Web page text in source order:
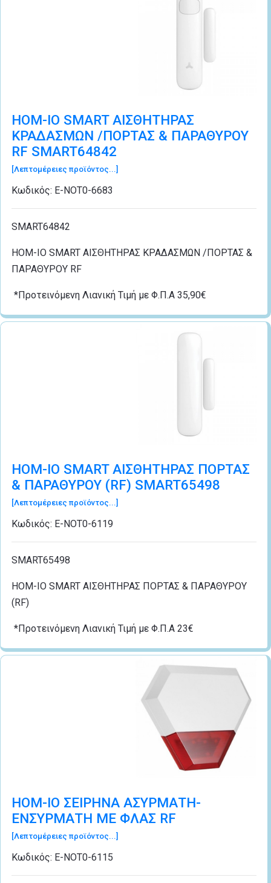
HOM-IO SMART AIΣΘΗΤΗΡΑΣ
ΚΡΑΔΑΣΜΩΝ /ΠΟΡΤΑΣ & ΠΑΡΑΘΥΡΟΥ
RF SMART64842
[Λεπτομέρειες προϊόντος...]
Κωδικός: Ε-ΝΟΤ0-6683
SMART64842
HOM-IO SMART AIΣΘΗΤΗΡΑΣ ΚΡΑΔΑΣΜΩΝ /ΠΟΡΤΑΣ &
ΠΑΡΑΘΥΡΟΥ RF
*Προτεινόμενη Λιανική Τιμή με Φ.Π.Α 35,90€
HOM-IO SMART AIΣΘΗΤΗΡΑΣ ΠΟΡΤΑΣ
& ΠΑΡΑΘΥΡΟΥ (RF) SMART65498
[Λεπτομέρειες προϊόντος...]
Κωδικός: Ε-ΝΟΤ0-6119
SMART65498
HOM-IO SMART AIΣΘΗΤΗΡΑΣ ΠΟΡΤΑΣ & ΠΑΡΑΘΥΡΟΥ
(RF)
*Προτεινόμενη Λιανική Τιμή με Φ.Π.Α 23€
HOM-IO ΣΕΙΡΗΝΑ ΑΣΥΡΜΑΤΗ-
ΕΝΣΥΡΜΑΤΗ ΜΕ ΦΛΑΣ RF
[Λεπτομέρειες προϊόντος...]
Κωδικός: Ε-ΝΟΤ0-6115